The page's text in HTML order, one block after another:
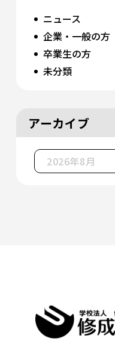
ニュース
企業・一般の方
卒業生の方
未分類
アーカイブ